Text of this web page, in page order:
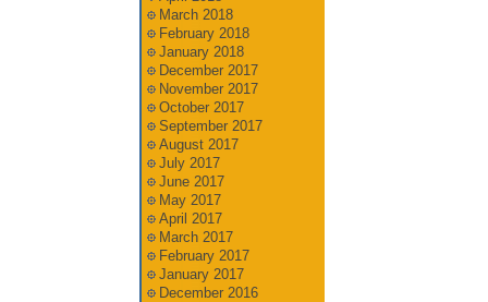
March 2018
February 2018
January 2018
December 2017
November 2017
October 2017
September 2017
August 2017
July 2017
June 2017
May 2017
April 2017
March 2017
February 2017
January 2017
December 2016